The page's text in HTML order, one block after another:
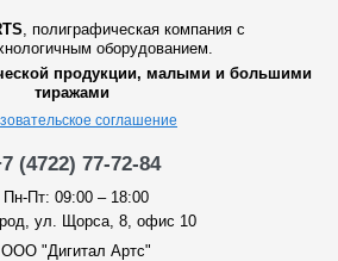
полиграфическая компания с
оборудованием.
продукции, малыми и большими
тиражами
соглашение
(4722) 77-72-84
Пн-Пт: 09:00 – 18:00
ул. Щорса, 8, офис 10
ООО "Дигитал Артс"